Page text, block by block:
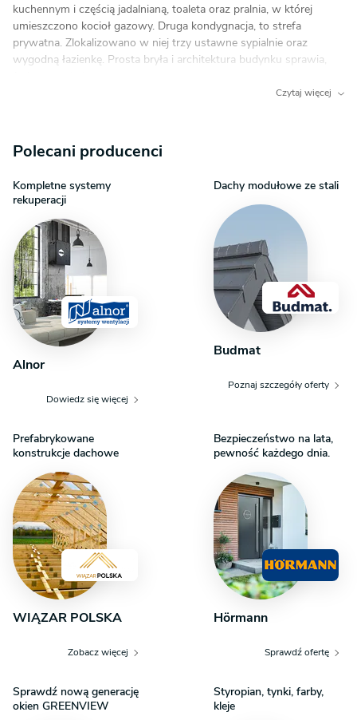
kuchennym i częścią jadalnianą, toaleta oraz pralnia, w której
umieszczono kocioł gazowy. Druga kondygnacja, to strefa
prywatna. Zlokalizowano w niej trzy ustawne sypialnie oraz
wygodną łazienkę. Prosta bryła i architektura budynku sprawia,
projekcie przewidziano ogrzewanie kotłem na gaz. Możliwa jest
Czytaj więcej
Polecani producenci
Kompletne systemy
rekuperacji
Alnor
Dowiedz się więcej
Dachy modułowe ze stali
Budmat
Poznaj szczegóły oferty
Prefabrykowane
konstrukcje dachowe
WIĄZAR POLSKA
Zobacz więcej
Bezpieczeństwo na lata,
pewność każdego dnia.
Hörmann
Sprawdź ofertę
Sprawdź nową generację
okien GREENVIEW
Styropian, tynki, farby,
kleje